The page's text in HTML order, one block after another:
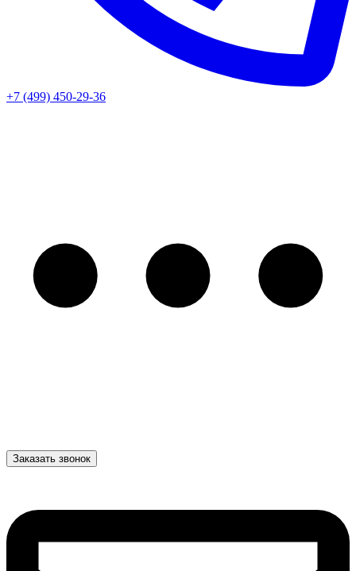
+7 (499) 450-29-36
Заказать звонок